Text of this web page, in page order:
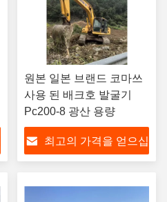
원본 일본 브랜드 코마쓰
사용 된 배크호 발굴기
Pc200-8 광산 용량
최고의 가격을 얻으십